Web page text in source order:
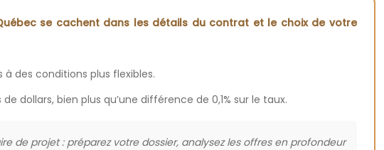
se cachent dans les détails du contrat et le choix de votre
des conditions plus flexibles.
bien plus qu’une différence de 0,1% sur le taux.
projet : préparez votre dossier, analysez les offres en profondeur